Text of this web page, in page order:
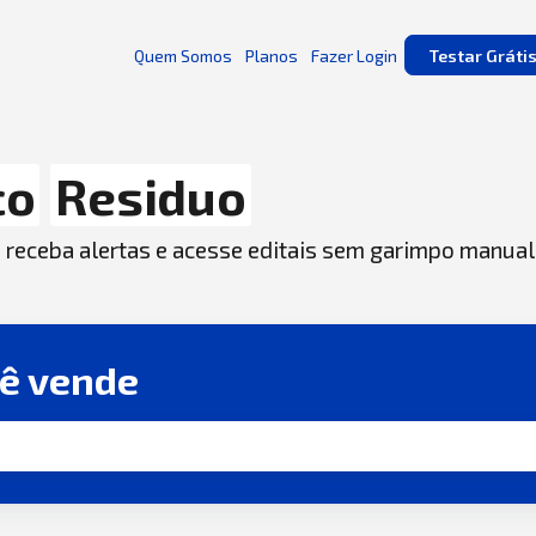
Quem Somos Planos Fazer Login Testar Grátis
Residuo
alertas e acesse editais sem garimpo manual
vende